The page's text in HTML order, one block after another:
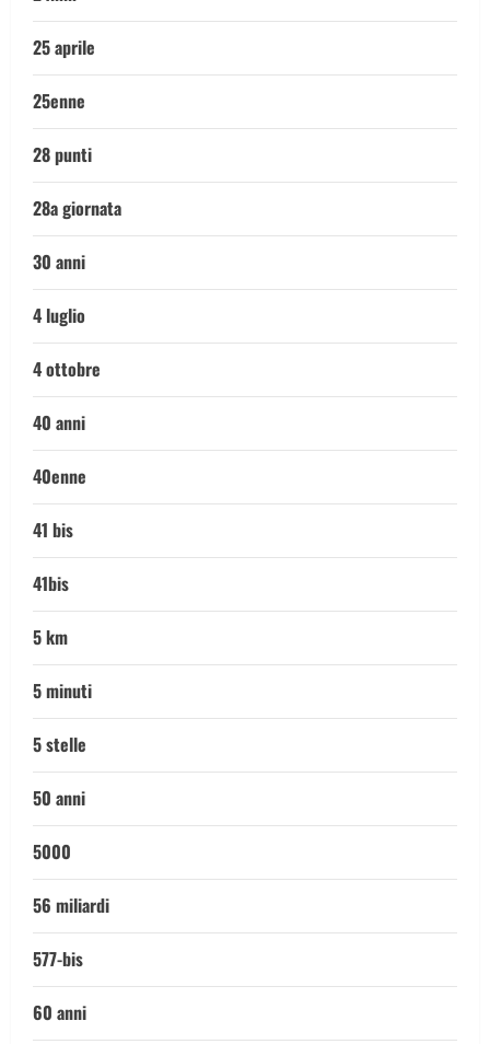
25 aprile
25enne
28 punti
28a giornata
30 anni
4 luglio
4 ottobre
40 anni
40enne
41 bis
41bis
5 km
5 minuti
5 stelle
50 anni
5000
56 miliardi
577-bis
60 anni